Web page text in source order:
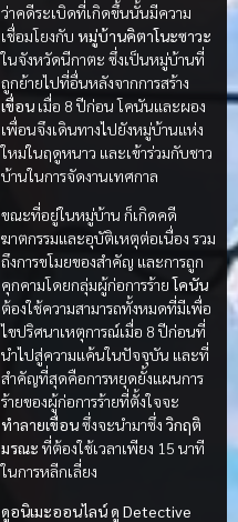
ว่าคดีระเบิดที่เกิดขึ้นนั้นมีความ
เชื่อมโยงกับ หมู่บ้านคิตาโนะซาวะ
ในจังหวัดนีกาตะ ซึ่งเป็นหมู่บ้านที่
ถูกย้ายไปที่อื่นหลังจากการสร้าง
เขื่อน เมื่อ 8 ปีก่อน โคนันและผอง
เพื่อนจึงเดินทางไปยังหมู่บ้านแห่ง
ใหม่ในฤดูหนาว และเข้าร่วมกับชาว
บ้านในการจัดงานเทศกาล
ขณะที่อยู่ในหมู่บ้าน ก็เกิดคดี
ฆาตกรรมและอุบัติเหตุต่อเนื่อง รวม
ถึงการขโมยของสำคัญ และการถูก
คุกคามโดยกลุ่มผู้ก่อการร้ายโคนัน
ต้องใช้ความสามารถทั้งหมดที่มีเพื่อ
ไขปริศนาเหตุการณ์เมื่อ 8 ปีก่อนที่
นำไปสู่ความแค้นในปัจจุบัน และที่
สำคัญที่สุดคือการหยุดยั้งแผนการ
ร้ายของผู้ก่อการร้ายที่ตั้งใจจะ
ทำลายเขื่อนซึ่งจะนำมาซึ่ง วิกฤติ
มรณะ ที่ต้องใช้เวลาเพียง 15 นาที
ในการหลีกเลี่ยง
ดูอนิเมะออนไลน์ ดู Detective